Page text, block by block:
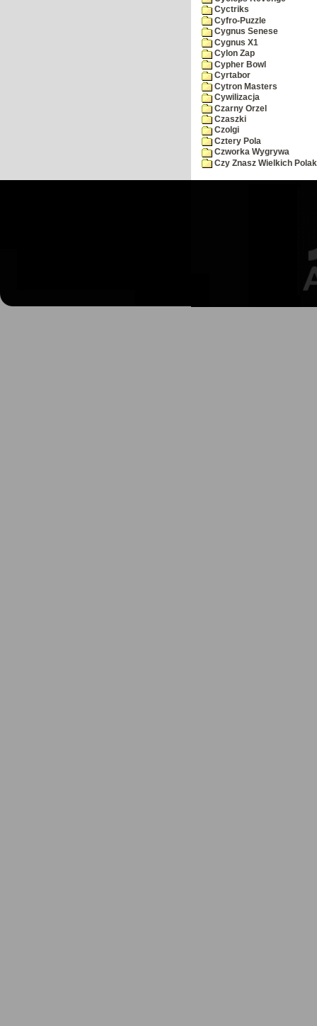
Cyctriks
Cyfro-Puzzle
Cygnus Senese
Cygnus X1
Cylon Zap
Cypher Bowl
Cyrtabor
Cytron Masters
Cywilizacja
Czarny Orzel
Czaszki
Czolgi
Cztery Pola
Czworka Wygrywa
Czy Znasz Wielkich